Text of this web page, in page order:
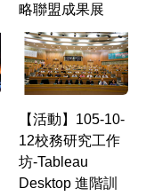
略聯盟成果展
【活動】105-10-
12校務研究工作
坊-Tableau
Desktop 進階訓